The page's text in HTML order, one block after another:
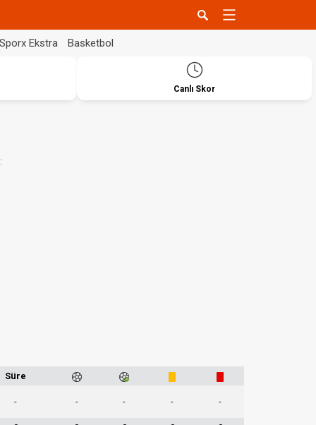
Sporx Ekstra Basketbol
Canlı Skor
Süre
- - - - -